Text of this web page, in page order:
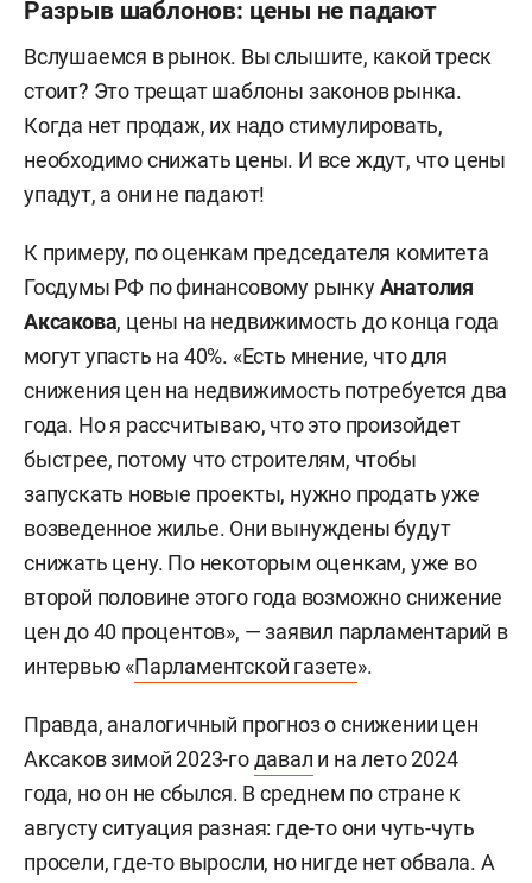
Разрыв шаблонов: цены не падают
Вслушаемся в рынок. Вы слышите, какой треск
стоит? Это трещат шаблоны законов рынка.
Когда нет продаж, их надо стимулировать,
необходимо снижать цены. И все ждут, что цены
упадут, а они не падают!
К примеру, по оценкам председателя комитета
Госдумы РФ по финансовому рынкуАнатолия
Аксакова, цены на недвижимость до конца года
могут упасть на 40%. «Есть мнение, что для
снижения цен на недвижимость потребуется два
года. Но я рассчитываю, что это произойдет
быстрее, потому что строителям, чтобы
запускать новые проекты, нужно продать уже
возведенное жилье. Они вынуждены будут
снижать цену. По некоторым оценкам, уже во
второй половине этого года возможно снижение
цен до 40 процентов», — заявил парламентарий в
интервью «Парламентской газете».
Правда, аналогичный прогноз о снижении цен
Аксаков зимой 2023-годавал и на лето 2024
года, но он не сбылся. В среднем по стране к
августу ситуация разная: где-то они чуть-чуть
просели, где-то выросли, но нигде нет обвала. А